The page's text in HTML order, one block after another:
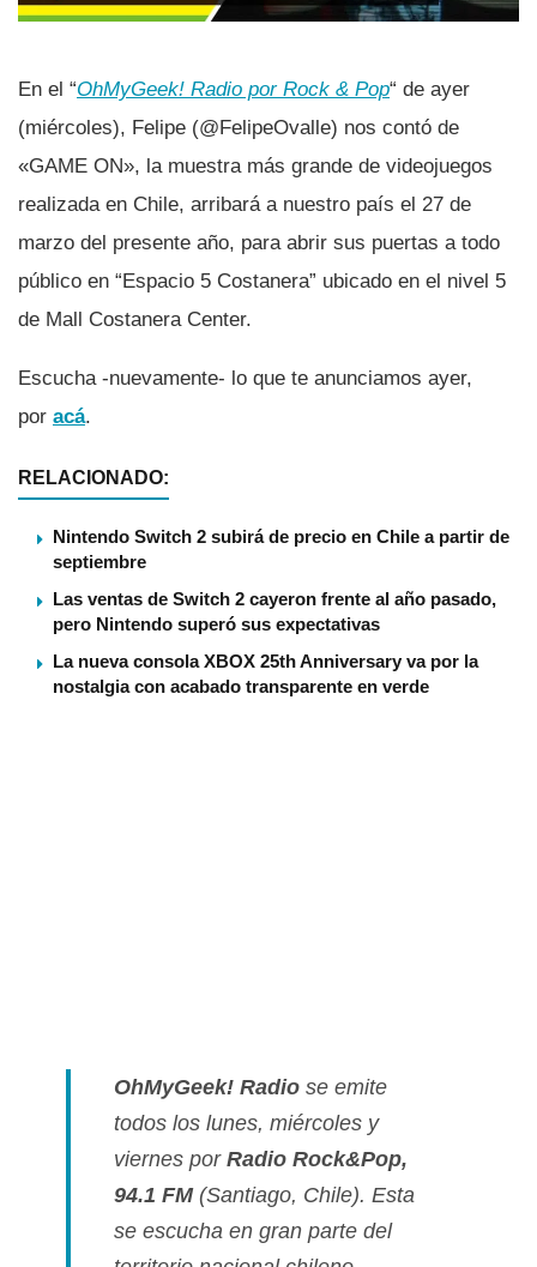
En el “OhMyGeek! Radio por Rock & Pop“ de ayer
(miércoles), Felipe (@FelipeOvalle) nos contó de
«GAME ON», la muestra más grande de videojuegos
realizada en Chile, arribará a nuestro paí­s el 27 de
marzo del presente año, para abrir sus puertas a todo
público en “Espacio 5 Costanera” ubicado en el nivel 5
de Mall Costanera Center.
Escucha -nuevamente- lo que te anunciamos ayer,
por acá.
RELACIONADO:
Nintendo Switch 2 subirá de precio en Chile a partir de
septiembre
Las ventas de Switch 2 cayeron frente al año pasado,
pero Nintendo superó sus expectativas
La nueva consola XBOX 25th Anniversary va por la
nostalgia con acabado transparente en verde
OhMyGeek! Radio se emite
todos los lunes, miércoles y
viernes por Radio Rock&Pop,
94.1 FM(Santiago, Chile). Esta
se escucha en gran parte del